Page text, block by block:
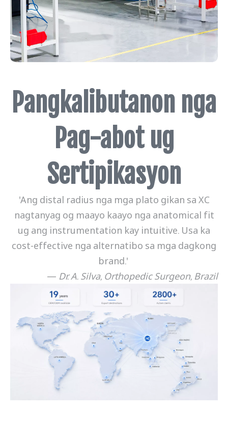
Pangkalibutanon nga
Pag-abot ug
Sertipikasyon
'Ang distal radius nga mga plato gikan sa XC
nagtanyag og maayo kaayo nga anatomical fit
ug ang instrumentation kay intuitive. Usa ka
cost-effective nga alternatibo sa mga dagkong
brand.'
— Dr. A. Silva, Orthopedic Surgeon, Brazil